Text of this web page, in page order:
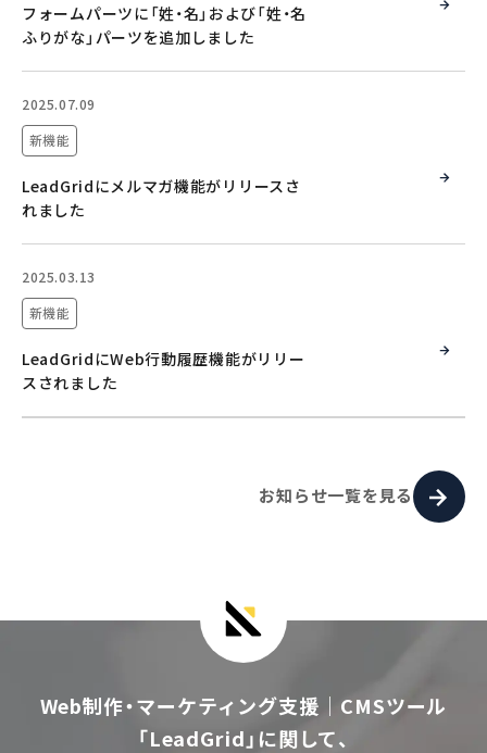
フォームパーツに「姓・名」および「姓・名
ふりがな」パーツを追加しました
2025.07.09
新機能
LeadGridにメルマガ機能がリリースさ
れました
2025.03.13
新機能
LeadGridにWeb行動履歴機能がリリー
スされました
お知らせ一覧を見る
Web制作・マーケティング支援｜CMSツール
「LeadGrid」に関して、